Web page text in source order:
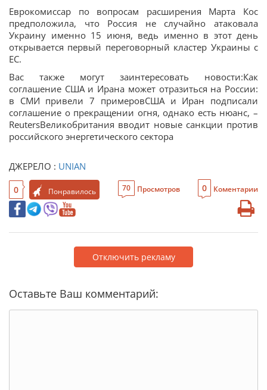
Еврокомиссар по вопросам расширения Марта Кос
предположила, что Россия не случайно атаковала
Украину именно 15 июня, ведь именно в этот день
открывается первый переговорный кластер Украины с
ЕС.
Вас также могут заинтересовать новости:Как
соглашение США и Ирана может отразиться на России:
в СМИ привели 7 примеровСША и Иран подписали
соглашение о прекращении огня, однако есть нюанс, –
ReutersВеликобритания вводит новые санкции против
российского энергетического сектора
ДЖЕРЕЛО : UNIAN
0 Понравилось 70 Просмотров 0 Коментарии
Отключить рекламу
Оставьте Ваш комментарий: